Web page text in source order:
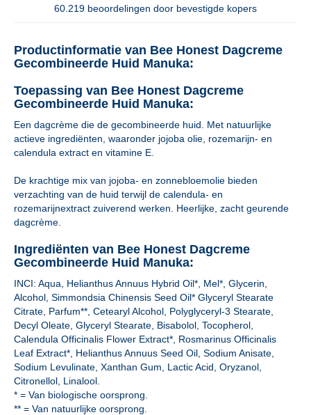
60.219 beoordelingen door bevestigde kopers
Productinformatie van Bee Honest Dagcreme
Gecombineerde Huid Manuka:
Toepassing van Bee Honest Dagcreme
Gecombineerde Huid Manuka:
Een dagcrème die de gecombineerde huid. Met natuurlijke
actieve ingrediënten, waaronder jojoba olie, rozemarijn- en
calendula extract en vitamine E.
De krachtige mix van jojoba- en zonnebloemolie bieden
verzachting van de huid terwijl de calendula- en
rozemarijnextract zuiverend werken. Heerlijke, zacht geurende
dagcrème.
Ingrediënten van Bee Honest Dagcreme
Gecombineerde Huid Manuka:
INCI: Aqua, Helianthus Annuus Hybrid Oil*, Mel*, Glycerin,
Alcohol, Simmondsia Chinensis Seed Oil* Glyceryl Stearate
Citrate, Parfum**, Cetearyl Alcohol, Polyglyceryl-3 Stearate,
Decyl Oleate, Glyceryl Stearate, Bisabolol, Tocopherol,
Calendula Officinalis Flower Extract*, Rosmarinus Officinalis
Leaf Extract*, Helianthus Annuus Seed Oil, Sodium Anisate,
Sodium Levulinate, Xanthan Gum, Lactic Acid, Oryzanol,
Citronellol, Linalool.
* = Van biologische oorsprong.
** = Van natuurlijke oorsprong.